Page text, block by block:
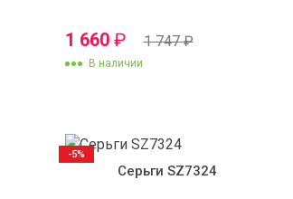
1 660 ₽ 1 747₽
В наличии
Серьги SZ7324
-5%